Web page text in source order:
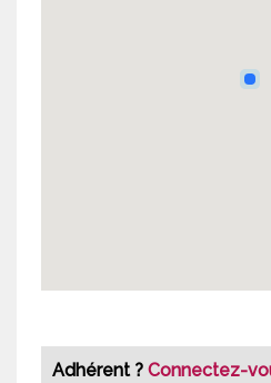
Adhérent ? Connectez-